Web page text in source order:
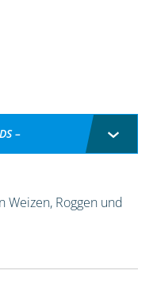
–
Weizen, Roggen und